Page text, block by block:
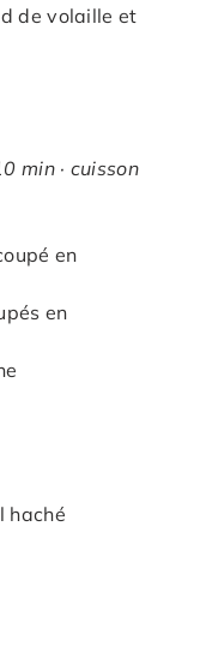
de volaille et
min · cuisson
en
en
haché